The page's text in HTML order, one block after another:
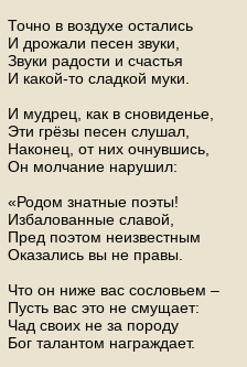
Точно в воздухе остались
И дрожали песен звуки,
Звуки радости и счастья
И какой-то сладкой муки.
И мудрец, как в сновиденье,
Эти грёзы песен слушал,
Наконец, от них очнувшись,
Он молчание нарушил:
«Родом знатные поэты!
Избалованные славой,
Пред поэтом неизвестным
Оказались вы не правы.
Что он ниже вас сословьем –
Пусть вас это не смущает:
Чад своих не за породу
Бог талантом награждает.